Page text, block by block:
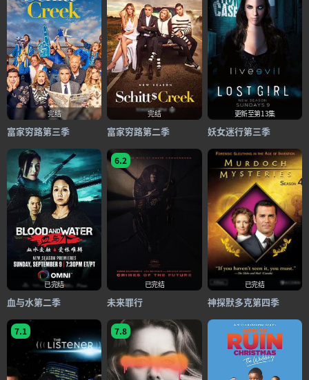
完结
富家穷路第三季
完结
富家穷路第二季
更新至第13集
妖女迷行第三季
已完结
血与水第二季
6.2
已完结
未来罪行
已完结
神探默多克第四季
7.1 7.8